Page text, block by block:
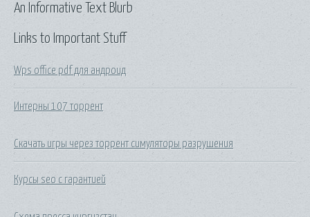
Links to Important Stuff
Wps office pdf для андроид
Интерны 107 торрент
Скачать игры через торрент симуляторы разрушения
Курсы seo с гарантией
An Informative Text Blurb